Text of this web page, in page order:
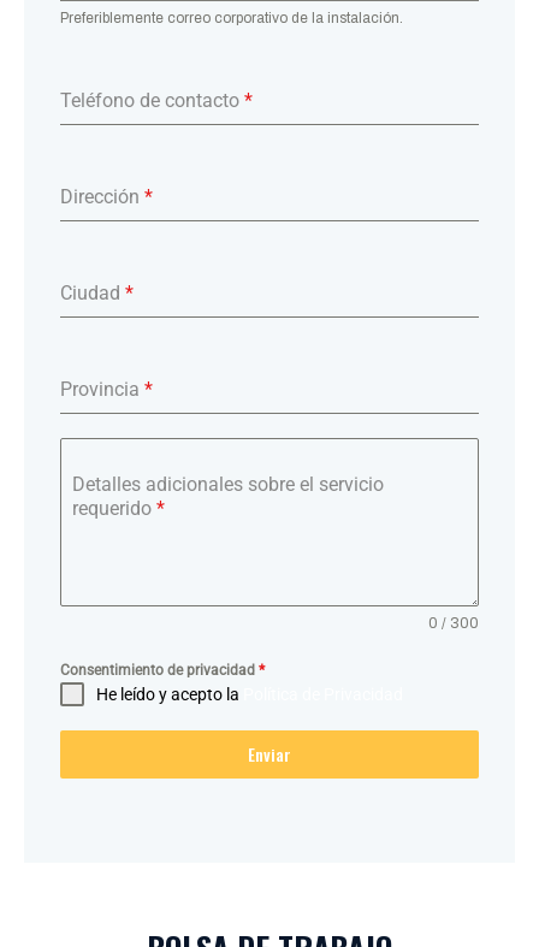
Preferiblemente correo corporativo de la instalación.
Teléfono de contacto *
Dirección *
Ciudad *
Provincia *
Detalles adicionales sobre el servicio
requerido *
0 / 300
Consentimiento de privacidad *
He leído y acepto la
Enviar